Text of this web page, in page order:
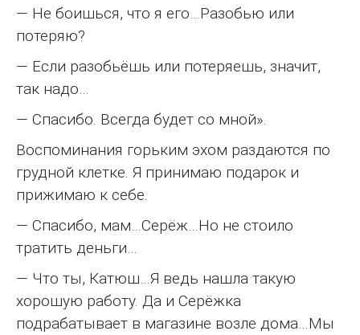
— Не боишься, что я его…Разобью или
потеряю?
— Если разобьёшь или потеряешь, значит,
так надо…
— Спасибо. Всегда будет со мной».
Воспоминания горьким эхом раздаются по
грудной клетке. Я принимаю подарок и
прижимаю к себе.
— Спасибо, мам…Серёж…Но не стоило
тратить деньги…
— Что ты, Катюш…Я ведь нашла такую
хорошую работу. Да и Серёжка
подрабатывает в магазине возле дома…Мы